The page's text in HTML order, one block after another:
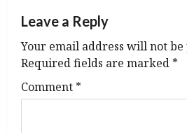
a
v
i
g
Leave a Reply
Your email address will not be
Required fields are marked *
Comment *